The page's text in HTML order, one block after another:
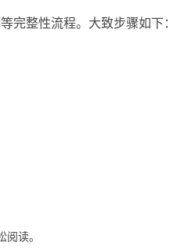
完整性流程。大致步骤如下：
读。